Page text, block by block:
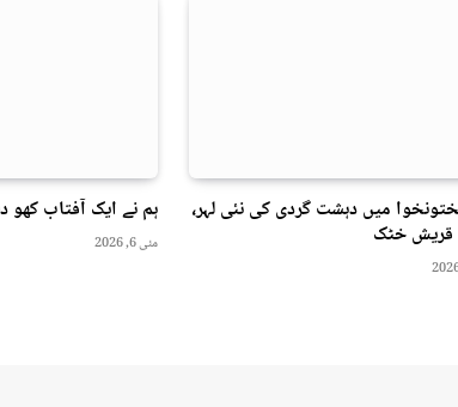
میں دہشت گردی کی نئی لہر،
قریش خٹک
ہم نے ایک آفتاب کھو
مئی 6, 2026